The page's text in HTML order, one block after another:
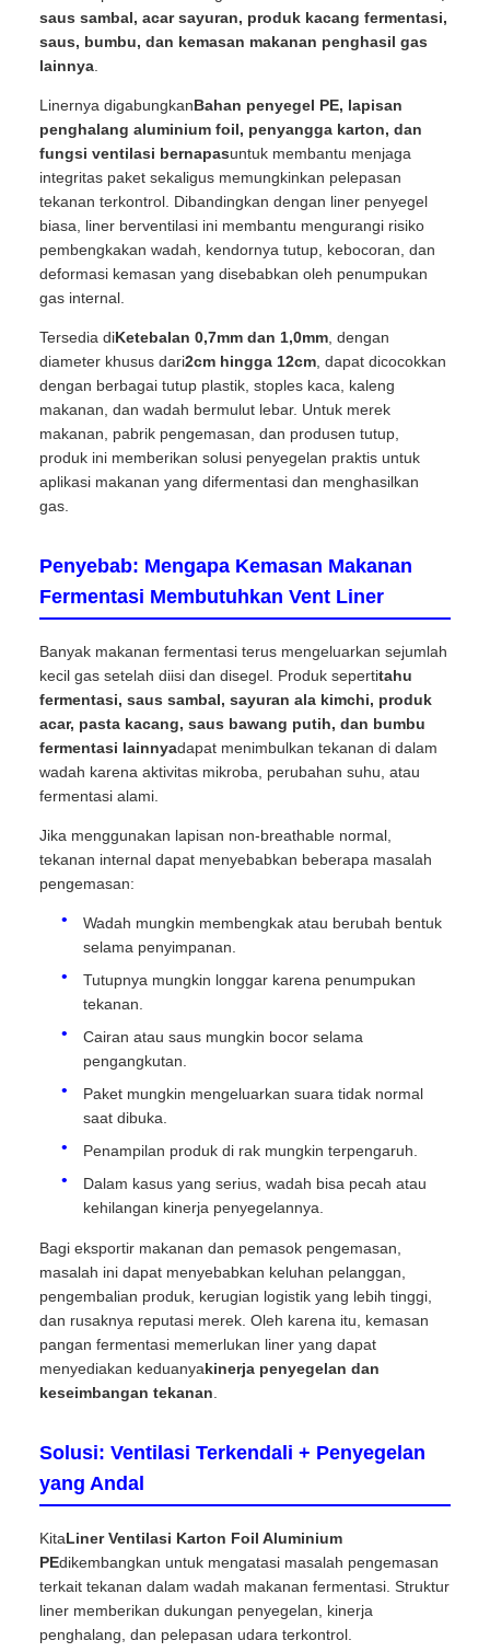
saus sambal, acar sayuran, produk kacang fermentasi,
saus, bumbu, dan kemasan makanan penghasil gas
lainnya.
Linernya digabungkanBahan penyegel PE, lapisan
penghalang aluminium foil, penyangga karton, dan
fungsi ventilasi bernapasuntuk membantu menjaga
integritas paket sekaligus memungkinkan pelepasan
tekanan terkontrol. Dibandingkan dengan liner penyegel
biasa, liner berventilasi ini membantu mengurangi risiko
pembengkakan wadah, kendornya tutup, kebocoran, dan
deformasi kemasan yang disebabkan oleh penumpukan
gas internal.
Tersedia diKetebalan 0,7mm dan 1,0mm, dengan
diameter khusus dari2cm hingga 12cm, dapat dicocokkan
dengan berbagai tutup plastik, stoples kaca, kaleng
makanan, dan wadah bermulut lebar. Untuk merek
makanan, pabrik pengemasan, dan produsen tutup,
produk ini memberikan solusi penyegelan praktis untuk
aplikasi makanan yang difermentasi dan menghasilkan
gas.
Penyebab: Mengapa Kemasan Makanan
Fermentasi Membutuhkan Vent Liner
Banyak makanan fermentasi terus mengeluarkan sejumlah
kecil gas setelah diisi dan disegel. Produk sepertitahu
fermentasi, saus sambal, sayuran ala kimchi, produk
acar, pasta kacang, saus bawang putih, dan bumbu
fermentasi lainnyadapat menimbulkan tekanan di dalam
wadah karena aktivitas mikroba, perubahan suhu, atau
fermentasi alami.
Jika menggunakan lapisan non-breathable normal,
tekanan internal dapat menyebabkan beberapa masalah
pengemasan:
Wadah mungkin membengkak atau berubah bentuk
selama penyimpanan.
Tutupnya mungkin longgar karena penumpukan
tekanan.
Cairan atau saus mungkin bocor selama
pengangkutan.
Paket mungkin mengeluarkan suara tidak normal
saat dibuka.
Penampilan produk di rak mungkin terpengaruh.
Dalam kasus yang serius, wadah bisa pecah atau
kehilangan kinerja penyegelannya.
Bagi eksportir makanan dan pemasok pengemasan,
masalah ini dapat menyebabkan keluhan pelanggan,
pengembalian produk, kerugian logistik yang lebih tinggi,
dan rusaknya reputasi merek. Oleh karena itu, kemasan
pangan fermentasi memerlukan liner yang dapat
menyediakan keduanyakinerja penyegelan dan
keseimbangan tekanan.
Solusi: Ventilasi Terkendali + Penyegelan
yang Andal
KitaLiner Ventilasi Karton Foil Aluminium
PEdikembangkan untuk mengatasi masalah pengemasan
terkait tekanan dalam wadah makanan fermentasi. Struktur
liner memberikan dukungan penyegelan, kinerja
penghalang, dan pelepasan udara terkontrol.